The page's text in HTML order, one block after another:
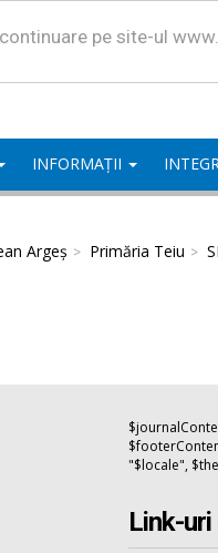
pe site-ul
INFORMAȚII
Argeș Primăria Teiu
"$locale",
Link-uri